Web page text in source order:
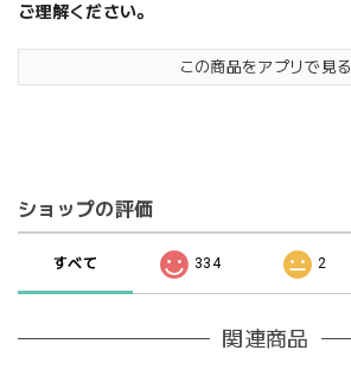
ご理解ください。
この商品をアプリで見る
ショップの評価
すべて 334 2
関連商品